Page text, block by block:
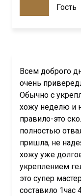
Гость
Всем доброго
очень
Обычно с
хожу неделю и
правило-это
полностью
пришла, не
хожу уже
укреплением
это супер
составило